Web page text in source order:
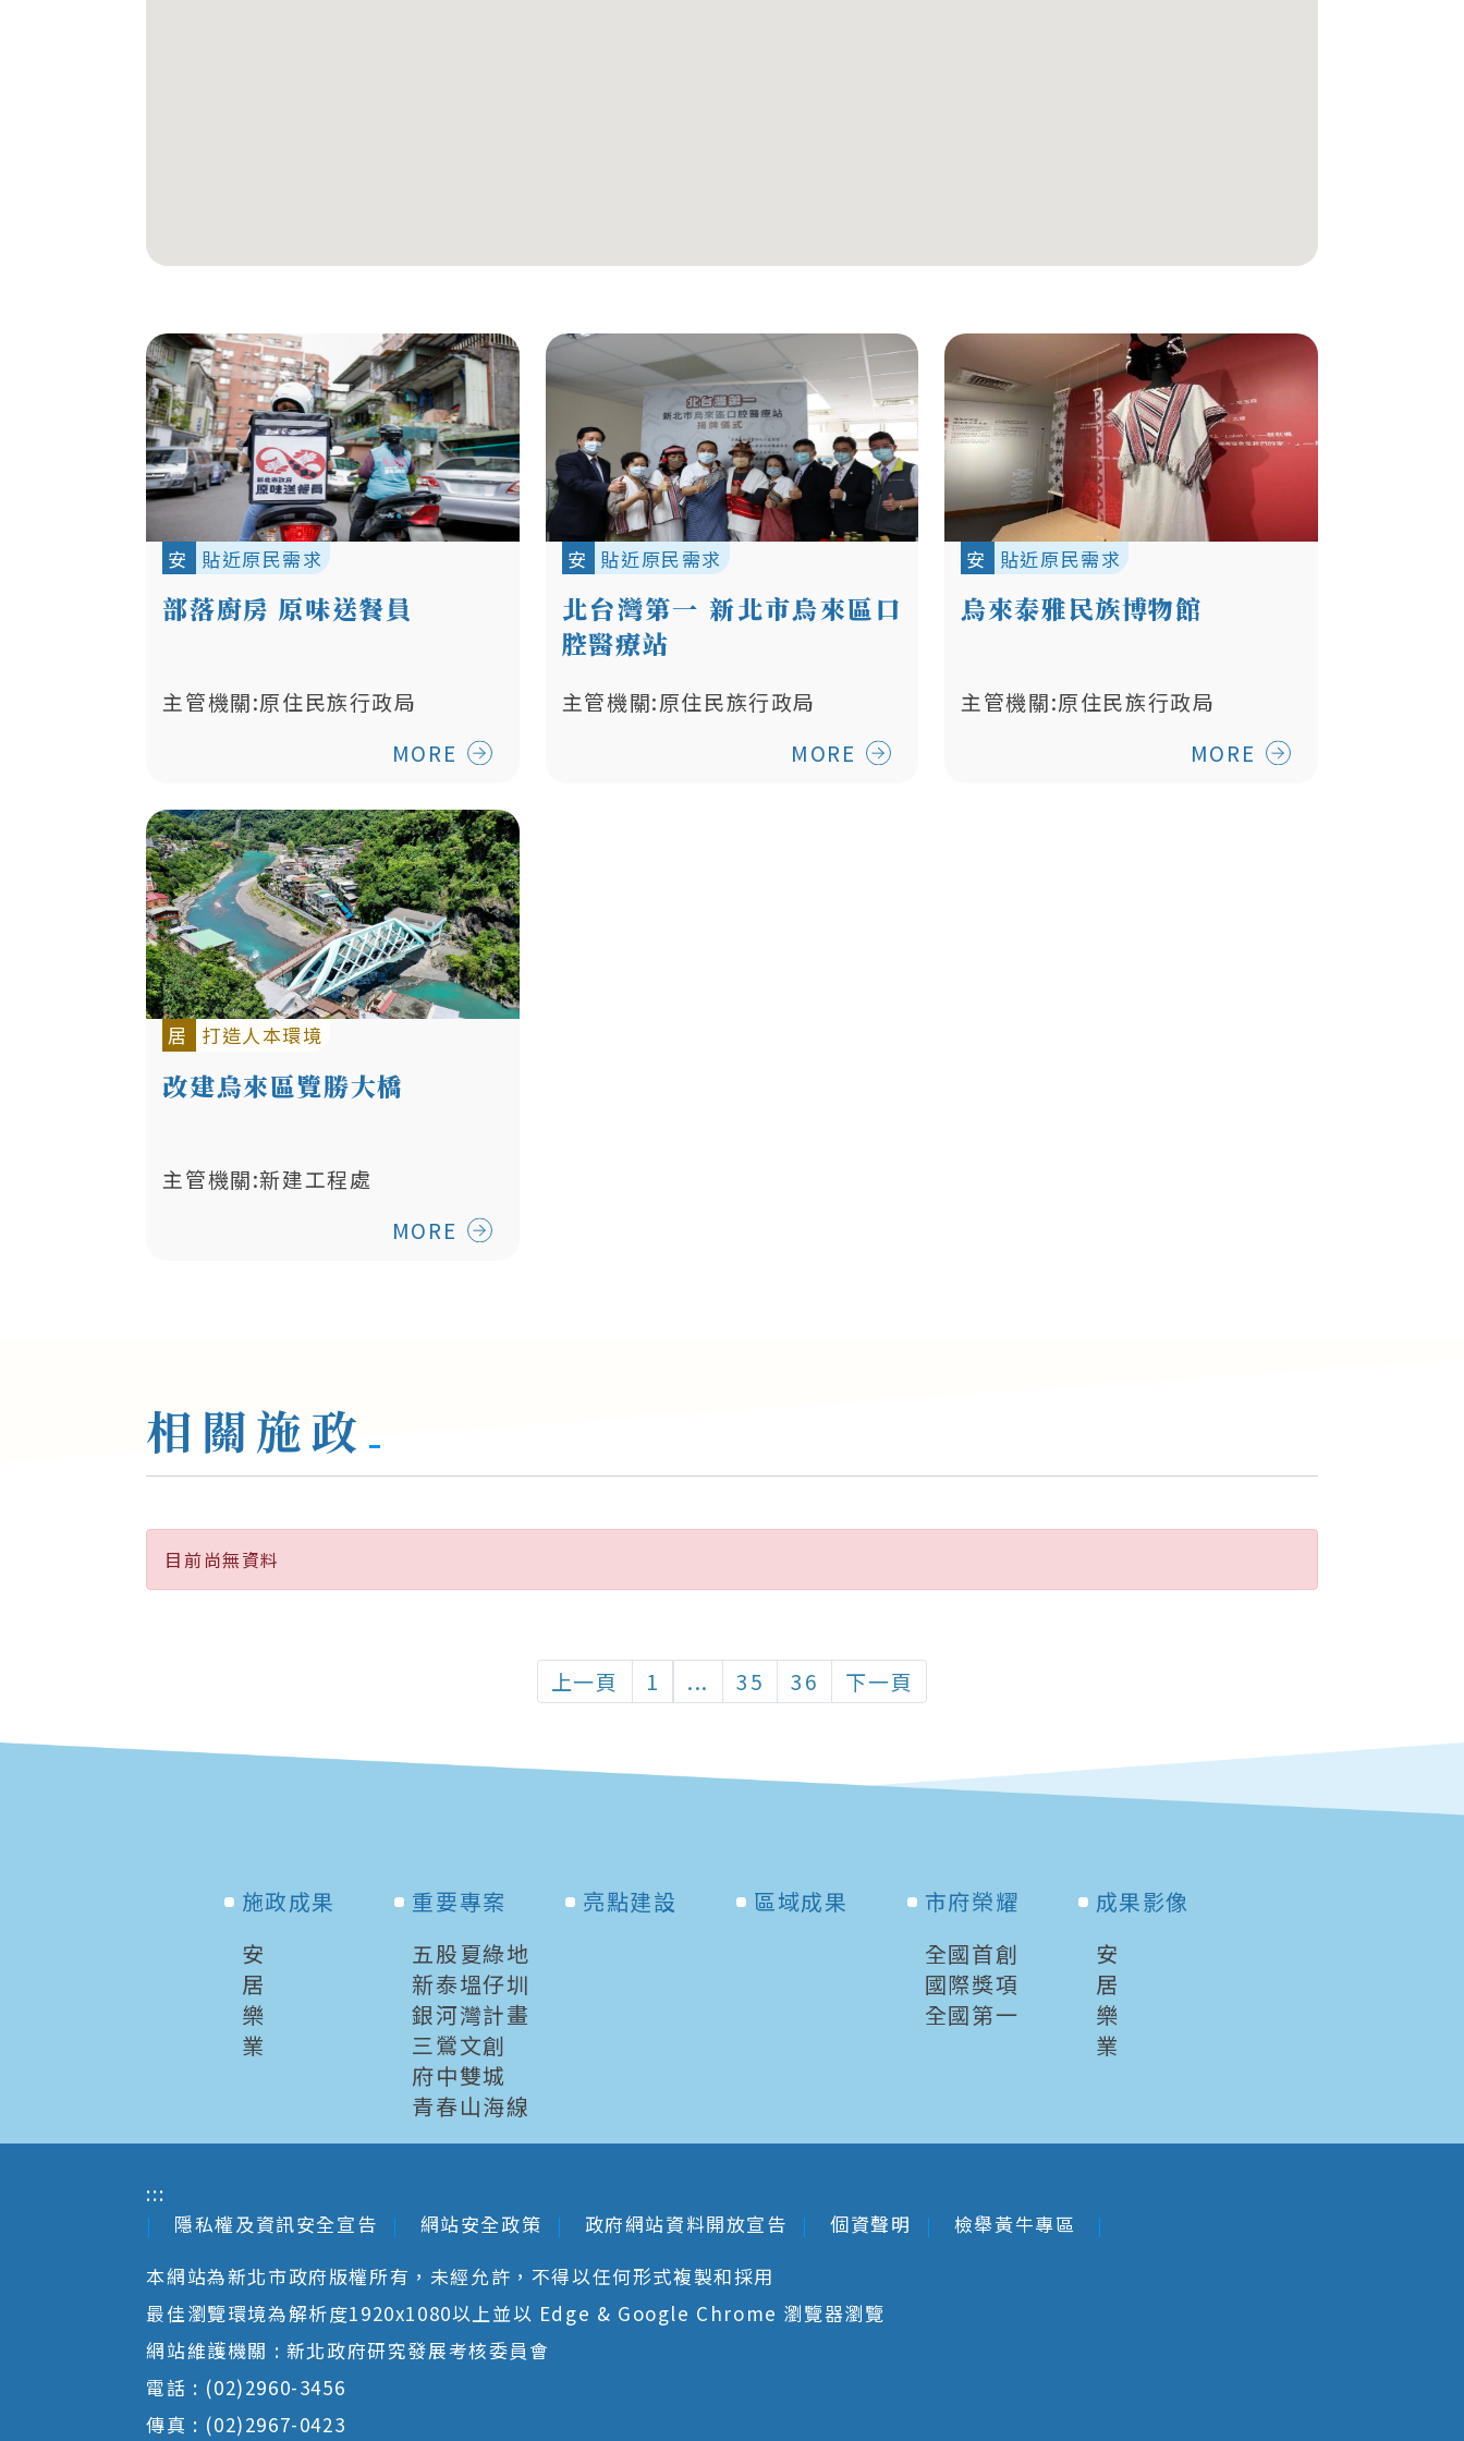
安 貼近原民需求
部落廚房 原味送餐員
主管機關:原住民族行政局
MORE
安 貼近原民需求
北台灣第一 新北市烏來區口
腔醫療站
主管機關:原住民族行政局
MORE
安 貼近原民需求
烏來泰雅民族博物館
主管機關:原住民族行政局
MORE
居 打造人本環境
改建烏來區覽勝大橋
主管機關:新建工程處
MORE
相關施政
目前尚無資料
上一頁 1 ... 35 36 下一頁
施政成果
安
居
樂
業
重要專案
五股夏綠地
新泰塭仔圳
銀河灣計畫
三鶯文創
府中雙城
青春山海線
亮點建設 區域成果
市府榮耀
全國首創
國際獎項
全國第一
成果影像
安
居
樂
業
:::
隱私權及資訊安全宣告
網站安全政策 政府網站資料開放宣告 個資聲明
檢舉黃牛專區
本網站為新北市政府版權所有，未經允許，不得以任何形式複製和採用
最佳瀏覽環境為解析度1920x1080以上並以 Edge & Google Chrome 瀏覽器瀏覽
網站維護機關 : 新北政府研究發展考核委員會
電話 : (02)2960-3456
傳真 : (02)2967-0423